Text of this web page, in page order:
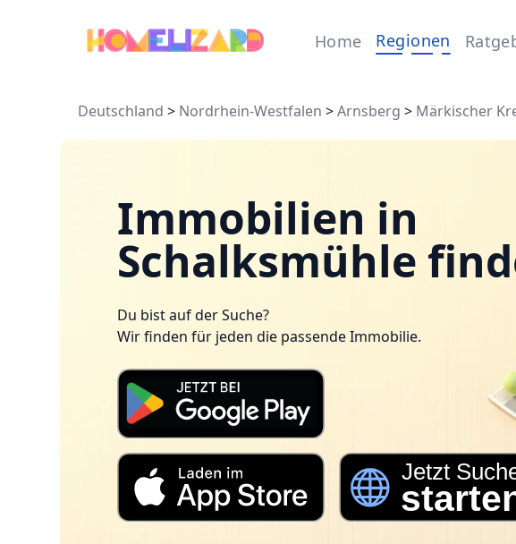
Home Regionen
Deutschland > Nordrhein-Westfalen >Arnsberg > Märkischer
Immobilien in
Schalksmühle
Du bist auf der Suche?
Wir finden für jeden die passende Immobilie.